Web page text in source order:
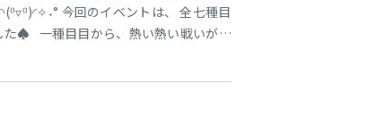
今回のイベントは、 全七種目
た♠ 一種目目から、熱い熱い戦いが繰